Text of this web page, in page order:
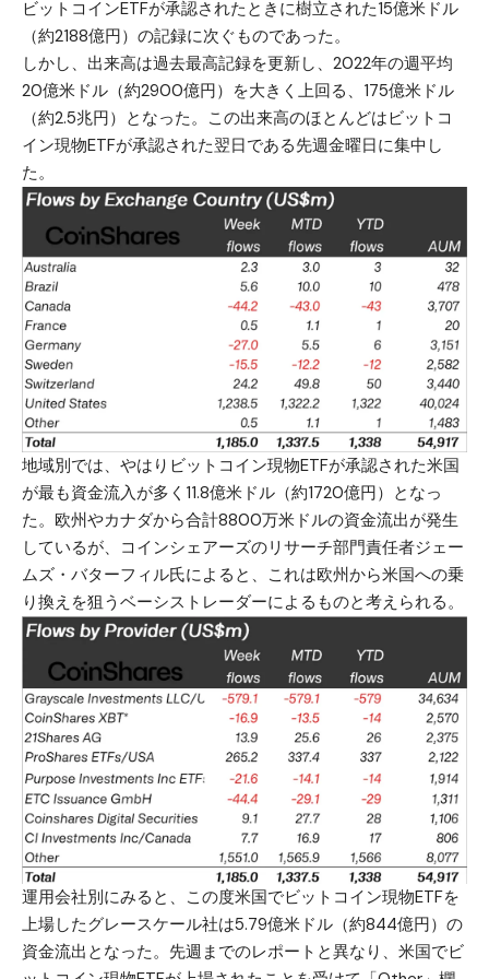
ビットコインETFが承認されたときに樹立された15億米ドル
（約2188億円）の記録に次ぐものであった。
しかし、出来高は過去最高記録を更新し、2022年の週平均
20億米ドル（約2900億円）を大きく上回る、175億米ドル
（約2.5兆円）となった。この出来高のほとんどはビットコ
イン現物ETFが承認された翌日である先週金曜日に集中し
た。
地域別では、やはりビットコイン現物ETFが承認された米国
が最も資金流入が多く11.8億米ドル（約1720億円）となっ
た。欧州やカナダから合計8800万米ドルの資金流出が発生
しているが、コインシェアーズのリサーチ部門責任者ジェー
ムズ・バターフィル氏によると、これは欧州から米国への乗
り換えを狙うベーシストレーダーによるものと考えられる。
運用会社別にみると、この度米国でビットコイン現物ETFを
上場したグレースケール社は5.79億米ドル（約844億円）の
資金流出となった。先週までのレポートと異なり、米国でビ